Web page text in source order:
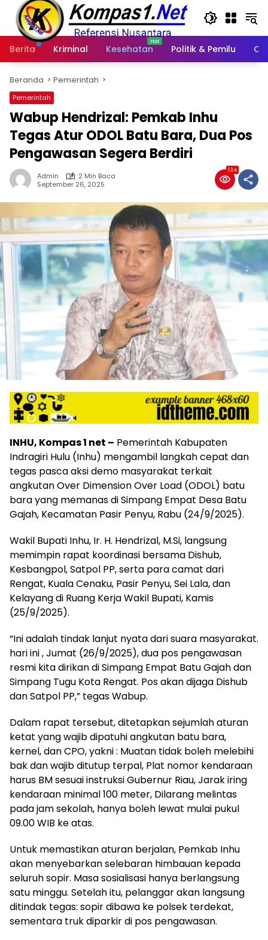
Langsung
konten
Berita
Kriminal Kesehatan Politik & Pemilu
Beranda Pemerintah
Pemerintah
Wabup Hendrizal: Pemkab Inhu
Tegas Atur ODOL Batu Bara, Dua Pos
Pengawasan Segera Berdiri
Admin
2 Min Baca
September 26, 2025
134
INHU, Kompas 1 net – Pemerintah Kabupaten
Indragiri Hulu (Inhu) mengambil langkah cepat dan
tegas pasca aksi demo masyarakat terkait
angkutan Over Dimension Over Load (ODOL) batu
bara yang memanas di Simpang Empat Desa Batu
Gajah, Kecamatan Pasir Penyu, Rabu (24/9/2025).
Wakil Bupati Inhu, Ir. H. Hendrizal, M.Si, langsung
memimpin rapat koordinasi bersama Dishub,
Kesbangpol, Satpol PP, serta para camat dari
Rengat, Kuala Cenaku, Pasir Penyu, Sei Lala, dan
Kelayang di Ruang Kerja Wakil Bupati, Kamis
(25/9/2025).
“Ini adalah tindak lanjut nyata dari suara masyarakat.
hari ini , Jumat (26/9/2025), dua pos pengawasan
resmi kita dirikan di Simpang Empat Batu Gajah dan
Simpang Tugu Kota Rengat. Pos akan dijaga Dishub
dan Satpol PP,” tegas Wabup.
Dalam rapat tersebut, ditetapkan sejumlah aturan
ketat yang wajib dipatuhi angkutan batu bara,
kernel, dan CPO, yakni : Muatan tidak boleh melebihi
bak dan wajib ditutup terpal, Plat nomor kendaraan
harus BM sesuai instruksi Gubernur Riau, Jarak iring
kendaraan minimal 100 meter, Dilarang melintas
pada jam sekolah, hanya boleh lewat mulai pukul
09.00 WIB ke atas.
Untuk memastikan aturan berjalan, Pemkab Inhu
akan menyebarkan selebaran himbauan kepada
seluruh sopir. Masa sosialisasi hanya berlangsung
satu minggu. Setelah itu, pelanggar akan langsung
ditindak tegas: sopir dibawa ke polsek terdekat,
sementara truk diparkir di pos pengawasan.